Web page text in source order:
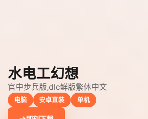
水电工幻想
官中步兵版,dlc鲜版繁体中文
电脑 安卓直装 单机